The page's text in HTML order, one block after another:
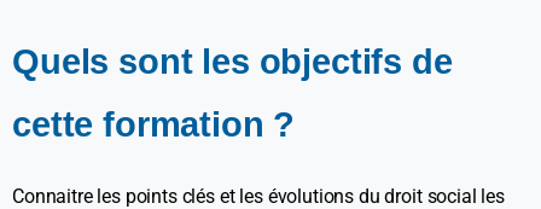
Quels sont les objectifs de
cette formation ?
Connaitre les points clés et les évolutions du droit social les